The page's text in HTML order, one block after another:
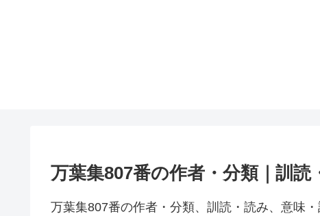
万葉集807番の作者・分類｜訓読
万葉集807番の作者・分類、訓読・読み、意味